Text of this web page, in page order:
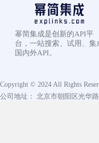
幂简集成是创新的API平
台，一站搜索、试用、集
国内外API。
Copyright © 2024 All Rights
公司地址： 北京市朝阳区光华